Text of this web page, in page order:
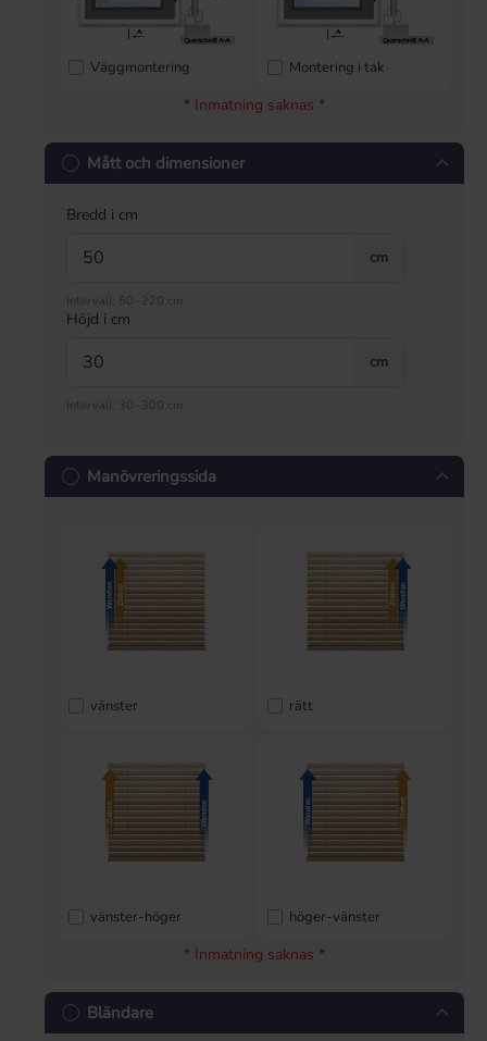
Väggmontering Montering i tak
* Inmatning saknas *
Mått och dimensioner
Bredd i cm
cm
Intervall: 50–220 cm
Höjd i cm
cm
Intervall: 30–300 cm
Manövreringssida
vänster rätt
vänster-höger höger-vänster
* Inmatning saknas *
Bländare